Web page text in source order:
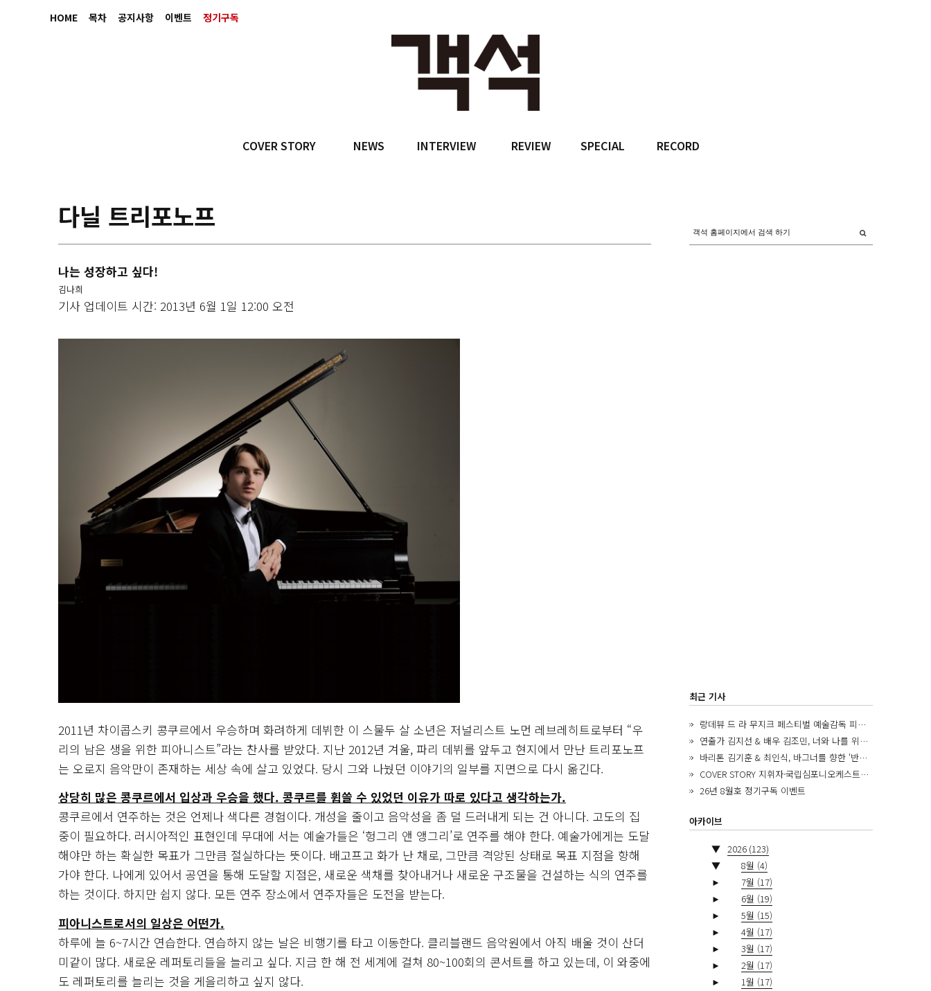
HOME 목차 공지사항 이벤트 정기구독
COVER STORY NEWS INTERVIEW REVIEW SPECIAL RECORD
다닐 트리포노프
나는 성장하고 싶다!
김나희
기사 업데이트 시간: 2013년 6월 1일 12:00 오전
2011년 차이콥스키 콩쿠르에서 우승하며 화려하게 데뷔한 이 스물두 살 소년은 저널리스트 노먼 레브레히트로부터 “우
리의 남은 생을 위한 피아니스트”라는 찬사를 받았다. 지난 2012년 겨울, 파리 데뷔를 앞두고 현지에서 만난 트리포노프
는 오로지 음악만이 존재하는 세상 속에 살고 있었다. 당시 그와 나눴던 이야기의 일부를 지면으로 다시 옮긴다.
상당히 많은 콩쿠르에서 입상과 우승을 했다. 콩쿠르를 휩쓸 수 있었던 이유가 따로 있다고 생각하는가.
콩쿠르에서 연주하는 것은 언제나 색다른 경험이다. 개성을 줄이고 음악성을 좀 덜 드러내게 되는 건 아니다. 고도의 집
중이 필요하다. 러시아적인 표현인데 무대에 서는 예술가들은 ‘헝그리 앤 앵그리’로 연주를 해야 한다. 예술가에게는 도달
해야만 하는 확실한 목표가 그만큼 절실하다는 뜻이다. 배고프고 화가 난 채로, 그만큼 격앙된 상태로 목표 지점을 향해
가야 한다. 나에게 있어서 공연을 통해 도달할 지점은, 새로운 색채를 찾아내거나 새로운 구조물을 건설하는 식의 연주를
하는 것이다. 하지만 쉽지 않다. 모든 연주 장소에서 연주자들은 도전을 받는다.
피아니스트로서의 일상은 어떤가.
하루에 늘 6~7시간 연습한다. 연습하지 않는 날은 비행기를 타고 이동한다. 클리블랜드 음악원에서 아직 배울 것이 산더
미같이 많다. 새로운 레퍼토리들을 늘리고 싶다. 지금 한 해 전 세계에 걸쳐 80~100회의 콘서트를 하고 있는데, 이 와중에
도 레퍼토리를 늘리는 것을 게을리하고 싶지 않다.
최근 기사
랑데뷰 드 라 무지크 페스티벌 예술감독 피아니스트 김혜진, 5년간의 여정을 돌아보며
연출가 김지선 & 배우 김조민, 너와 나를 위한 ‘모두의 숲’에서 만나는 동심
바리톤 김기훈 & 최인식, 바그너를 향한 ‘반지 원정대’를 앞두고
COVER STORY 지휘자·국립심포니오케스트라 제8대 음악감독 로베르토 아바도
26년 8월호 정기구독 이벤트
아카이브
▼ 2026 (123)
▼
8월 (4)
►
7월 (17)
►
6월 (19)
►
5월 (15)
►
4월 (17)
►
3월 (17)
►
2월 (17)
►
1월 (17)